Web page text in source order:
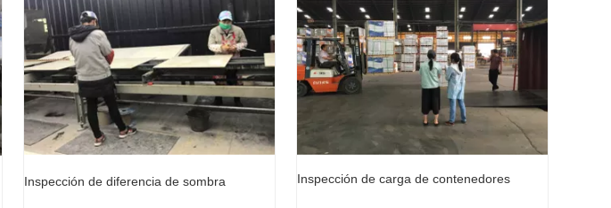
Inspección de diferencia de sombra Inspección de carga de contenedores